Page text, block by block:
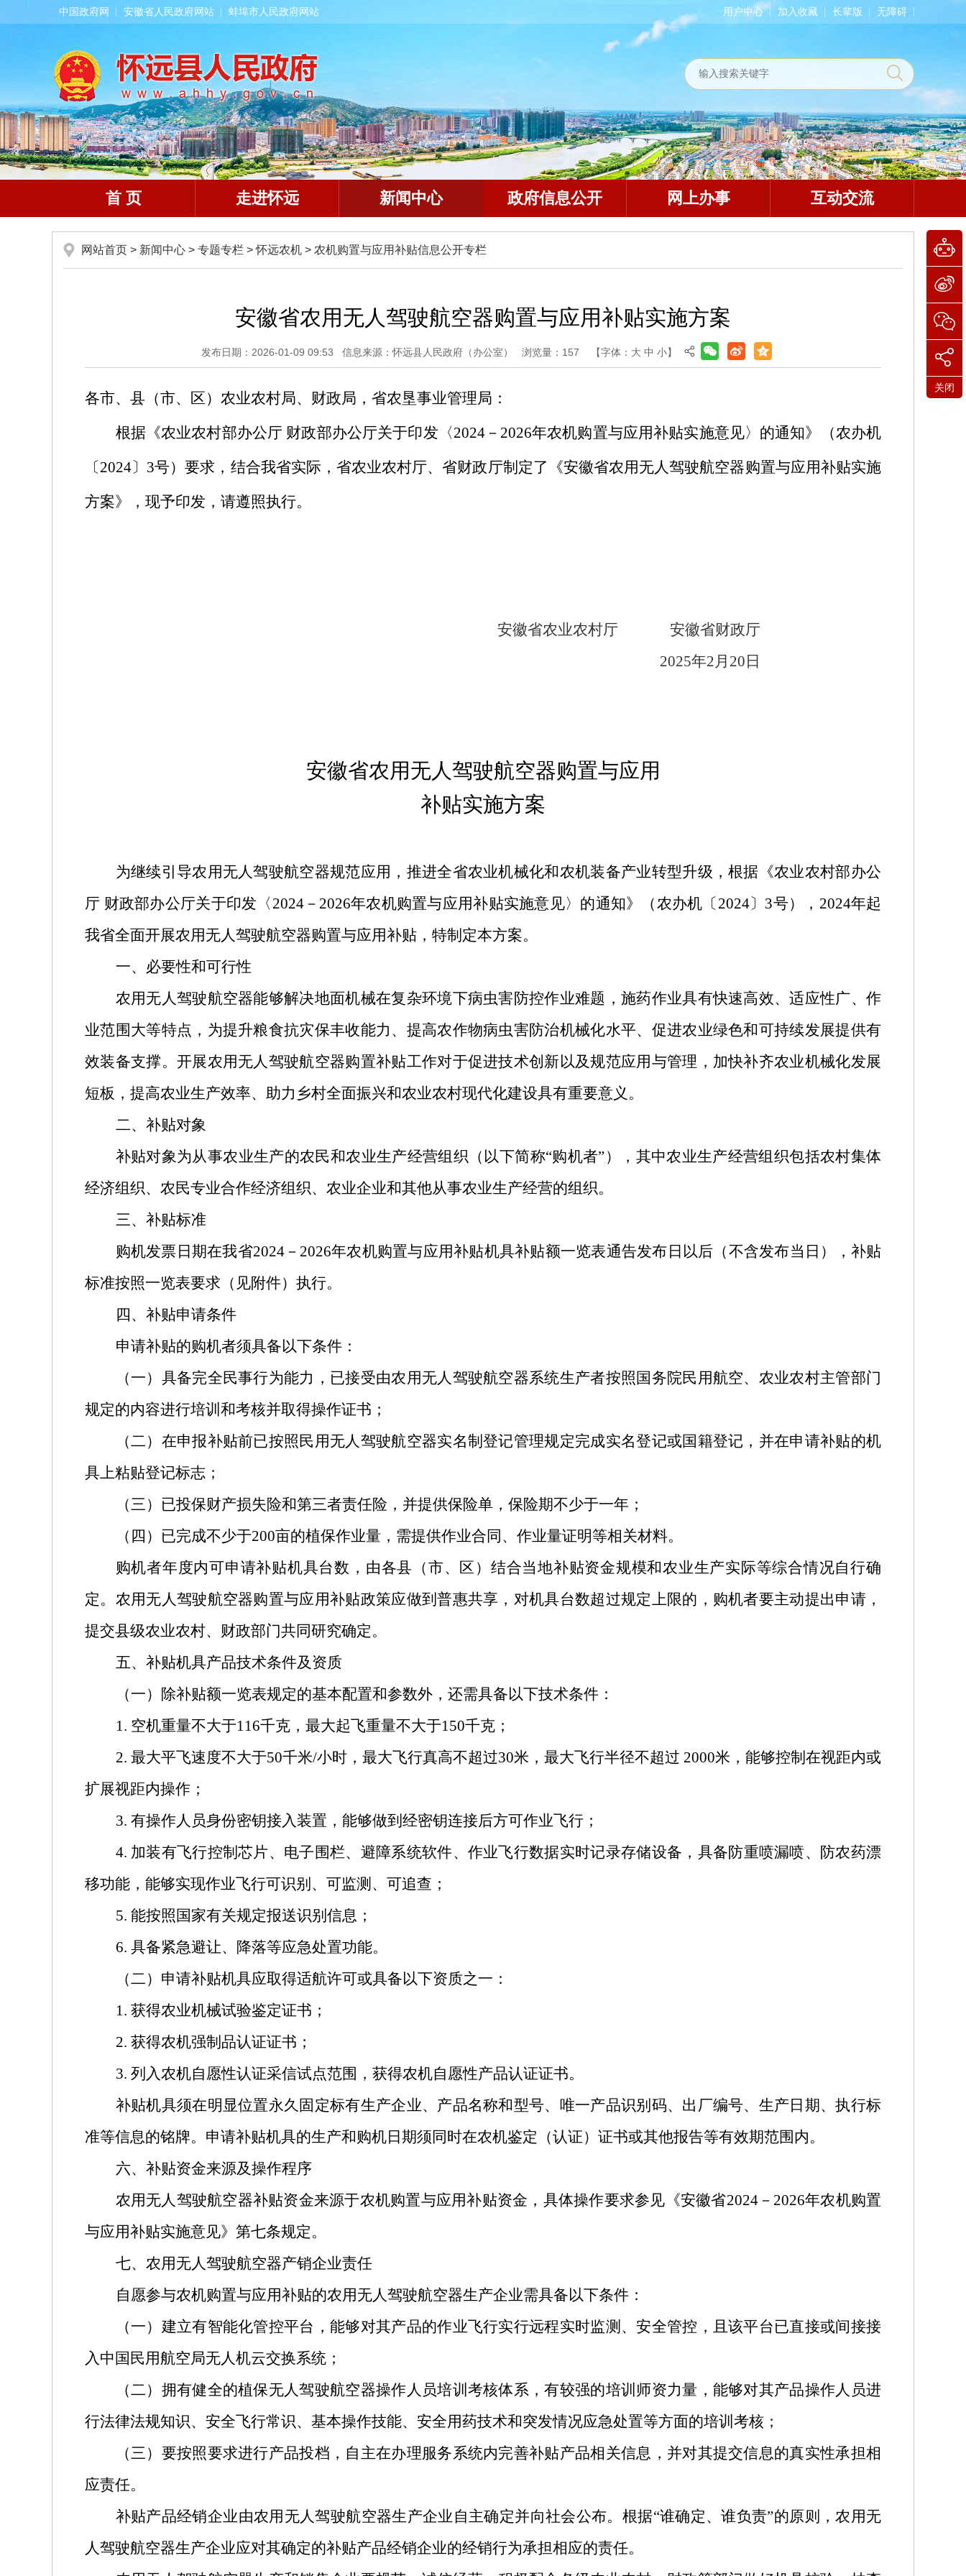
中国政府网 安徽省人民政府网站 蚌埠市人民政府网站 用户中心 加入收藏 长辈版 无障碍
首 页 走进怀远 新闻中心 政府信息公开 网上办事 互动交流
网站首页 > 新闻中心 > 专题专栏 > 怀远农机 > 农机购置与应用补贴信息公开专栏
安徽省农用无人驾驶航空器购置与应用补贴实施方案
发布日期：2026-01-09 09:53 信息来源：怀远县人民政府（办公室） 浏览量： 157 【字体： 大 中 小】
各市、县（市、区）农业农村局、财政局，省农垦事业管理局：
根据《农业农村部办公厅 财政部办公厅关于印发〈2024－ 2026年农机购置与应用补贴实施意见〉的通知》（农办机
〔2024〕 3号）要求，结合我省实际，省农业农村厅、省财政厅制定了《安徽省农用无人驾驶航空器购置与应用补贴实施
方案》，现予印发，请遵照执行。
安徽省农业农村厅
安徽省财政厅
2025年2月 20 日
安徽省农用无人驾驶航空器购置与应用
补贴实施方案
为继续引导农用无人驾驶航空器规范应用，推进全省农业机械化和农机装备产业转型升级，根据《农业农村部办公
厅 财政部办公厅关于印发〈 2024－ 2026年农机购置与应用补贴实施意见〉的通知》（农办机〔 2024〕 3号）， 2024年起
我省全面开展农用无人驾驶航空器购置与应用补贴，特制定本方案。
一、必要性和可行性
农用无人驾驶航空器能够解决地面机械在复杂环境下病虫害防控作业难题，施药作业具有快速高效、适应性广、作
业范围大等特点，为提升粮食抗灾保丰收能力、提高农作物病虫害防治机械化水平、促进农业绿色和可持续发展提供有
效装备支撑。开展农用无人驾驶航空器购置补贴工作对于促进技术创新以及规范应用与管理，加快补齐农业机械化发展
短板，提高农业生产效率、助力乡村全面振兴和农业农村现代化建设具有重要意义。
二、补贴对象
补贴对象为从事农业生产的农民和农业生产经营组织（以下简称“购机者”），其中农业生产经营组织包括农村集体
经济组织、农民专业合作经济组织、农业企业和其他从事农业生产经营的组织。
三、补贴标准
购机发票日期在我省2024－ 2026年农机购置与应用补贴机具补贴额一览表通告发布日以后（不含发布当日），补贴
标准按照一览表要求（见附件）执行。
四、补贴申请条件
申请补贴的购机者须具备以下条件：
（一）具备完全民事行为能力，已接受由农用无人驾驶航空器系统生产者按照国务院民用航空、农业农村主管部门
规定的内容进行培训和考核并取得操作证书；
（二）在申报补贴前已按照民用无人驾驶航空器实名制登记管理规定完成实名登记或国籍登记，并在申请补贴的机
具上粘贴登记标志；
（三）已投保财产损失险和第三者责任险，并提供保险单，保险期不少于一年；
（四）已完成不少于200亩的植保作业量，需提供作业合同、作业量证明等相关材料。
购机者年度内可申请补贴机具台数，由各县（市、区）结合当地补贴资金规模和农业生产实际等综合情况自行确
定。农用无人驾驶航空器购置与应用补贴政策应做到普惠共享，对机具台数超过规定上限的，购机者要主动提出申请，
提交县级农业农村、财政部门共同研究确定。
五、补贴机具产品技术条件及资质
（一）除补贴额一览表规定的基本配置和参数外，还需具备以下技术条件：
1. 空机重量不大于116千克，最大起飞重量不大于150千克；
2. 最大平飞速度不大于50千米/小时，最大飞行真高不超过30米，最大飞行半径不超过 2000米，能够控制在视距内或
扩展视距内操作；
3. 有操作人员身份密钥接入装置，能够做到经密钥连接后方可作业飞行；
4. 加装有飞行控制芯片、电子围栏、避障系统软件、作业飞行数据实时记录存储设备，具备防重喷漏喷、防农药漂
移功能，能够实现作业飞行可识别、可监测、可追查；
5. 能按照国家有关规定报送识别信息；
6. 具备紧急避让、降落等应急处置功能。
（二）申请补贴机具应取得适航许可或具备以下资质之一：
1. 获得农业机械试验鉴定证书；
2. 获得农机强制品认证证书；
3. 列入农机自愿性认证采信试点范围，获得农机自愿性产品认证证书。
补贴机具须在明显位置永久固定标有生产企业、产品名称和型号、唯一产品识别码、出厂编号、生产日期、执行标
准等信息的铭牌。申请补贴机具的生产和购机日期须同时在农机鉴定（认证）证书或其他报告等有效期范围内。
六、补贴资金来源及操作程序
农用无人驾驶航空器补贴资金来源于农机购置与应用补贴资金，具体操作要求参见《安徽省2024－ 2026年农机购置
与应用补贴实施意见》第七条规定。
七、农用无人驾驶航空器产销企业责任
自愿参与农机购置与应用补贴的农用无人驾驶航空器生产企业需具备以下条件：
（一）建立有智能化管控平台，能够对其产品的作业飞行实行远程实时监测、安全管控，且该平台已直接或间接接
入中国民用航空局无人机云交换系统；
（二）拥有健全的植保无人驾驶航空器操作人员培训考核体系，有较强的培训师资力量，能够对其产品操作人员进
行法律法规知识、安全飞行常识、基本操作技能、安全用药技术和突发情况应急处置等方面的培训考核；
（三）要按照要求进行产品投档，自主在办理服务系统内完善补贴产品相关信息，并对其提交信息的真实性承担相
应责任。
补贴产品经销企业由农用无人驾驶航空器生产企业自主确定并向社会公布。根据“谁确定、谁负责”的原则，农用无
人驾驶航空器生产企业应对其确定的补贴产品经销企业的经销行为承担相应的责任。
关闭